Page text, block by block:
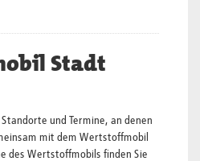
Stadt
und Termine, an denen
mit dem Wertstoffmobil
des Wertstoffmobils finden Sie